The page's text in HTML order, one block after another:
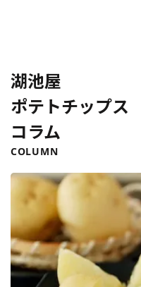
湖池屋
ポテトチップス
コラム
COLUMN